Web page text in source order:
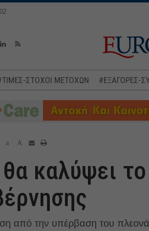
ΣΤΟΧΟΙ ΜΕΤΟΧΩΝ #ΕΞΑΓΟΡΕΣ-
a A
καλύψει
από την υπέρβαση του